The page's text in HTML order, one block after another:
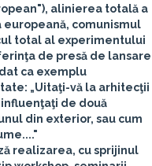
alinierea totală a
comunismul
total al experimentului
de presă de lansare
ca exemplu
„Uitaţi-vă la arhitecţii
de două
din exterior, sau cum
realizarea, cu sprijinul